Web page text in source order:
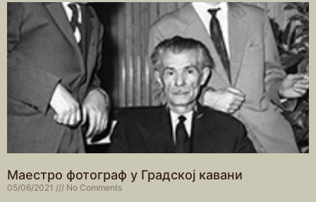
Маестро фотограф у Градској кавани
05/06/2021 No Comments